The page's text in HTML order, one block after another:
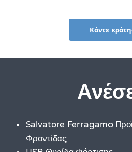
Κάντε
Salvatore Ferragamo
Φροντίδας